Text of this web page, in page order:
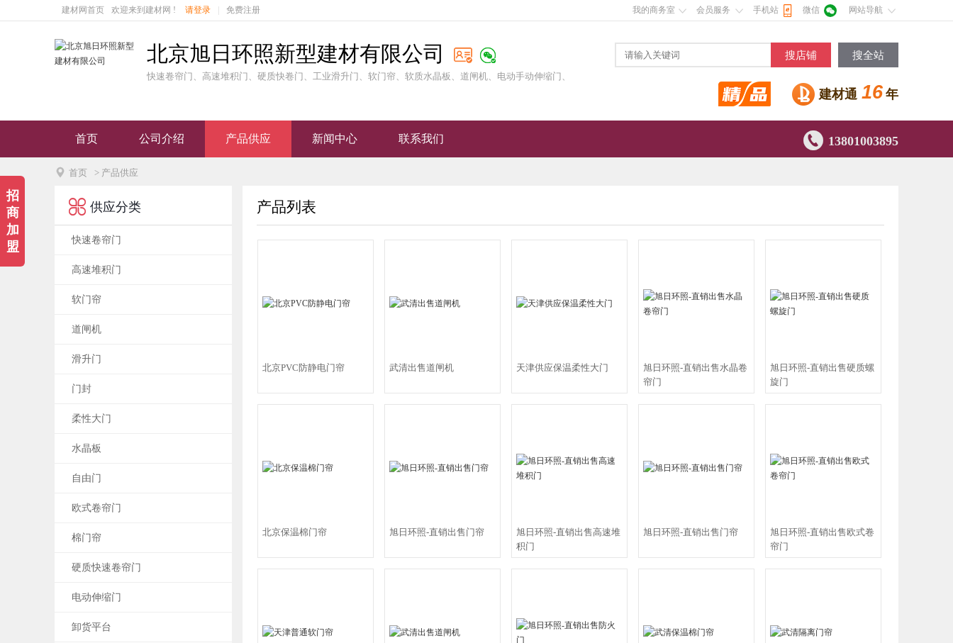
建材网首页 欢迎来到建材网 ! 请登录 免费注册 我的商务室 会员服务 手机站 微信 网站导航
北京旭日环照新型建材有限公司
快速卷帘门、高速堆积门、硬质快卷门、工业滑升门、软门帘、软质水晶板、道闸机、电动手动伸缩门、
搜店铺 搜全站
建材通 16 年
首页 公司介绍 产品供应 新闻中心 联系我们  13801003895
 首页 > 产品供应
产品列表
北京PVC防静电门帘 武清出售道闸机 天津供应保温柔性大门
旭日环照-直销出售水晶卷
帘门
旭日环照-直销出售硬质螺
旋门
北京保温棉门帘 旭日环照-直销出售门帘
旭日环照-直销出售高速堆
积门
旭日环照-直销出售门帘
旭日环照-直销出售欧式卷
帘门
 供应分类
快速卷帘门
高速堆积门
软门帘
道闸机
滑升门
门封
柔性大门
水晶板
自由门
欧式卷帘门
棉门帘
硬质快速卷帘门
电动伸缩门
卸货平台
招
商
加
盟